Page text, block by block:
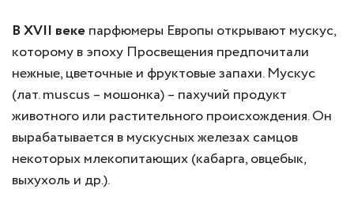
В XVII векепарфюмеры Европы открывают мускус,
которому в эпоху Просвещения предпочитали
нежные, цветочные и фруктовые запахи. Мускус
(лат. muscus – мошонка) – пахучий продукт
животного или растительного происхождения. Он
вырабатывается в мускусных железах самцов
некоторых млекопитающих (кабарга, овцебык,
выхухоль и др.).